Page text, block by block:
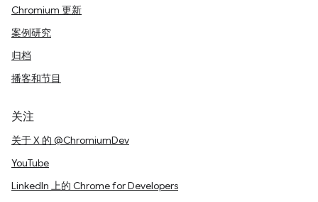
Chromium 更新
案例研究
归档
播客和节目
关注
关于 X 的 @ChromiumDev
YouTube
LinkedIn 上的 Chrome for Developers